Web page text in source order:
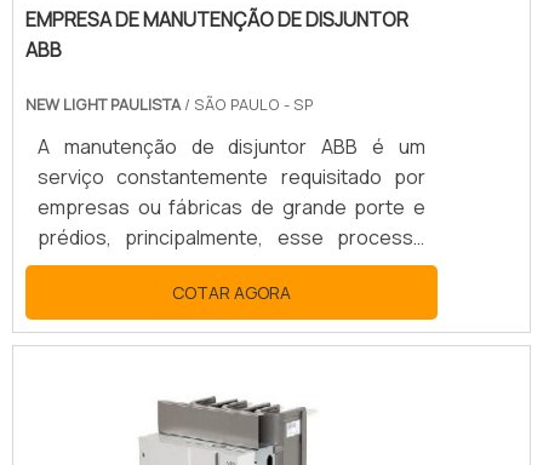
EMPRESA DE MANUTENÇÃO DE DISJUNTOR
ABB
NEW LIGHT PAULISTA/ SÃO PAULO - SP
A manutenção de disjuntor ABB é um
serviço constantemente requisitado por
empresas ou fábricas de grande porte e
prédios, principalmente, esse processo
tem a finalidade de realizar reparos nas
instalações ou até mesmo evitá-los. É
importante que esse serviço seja feito por
fazer uma pesquisa de mercado, para ter
certeza que a empresa tenha: Qualidade;
COTAR AGORA